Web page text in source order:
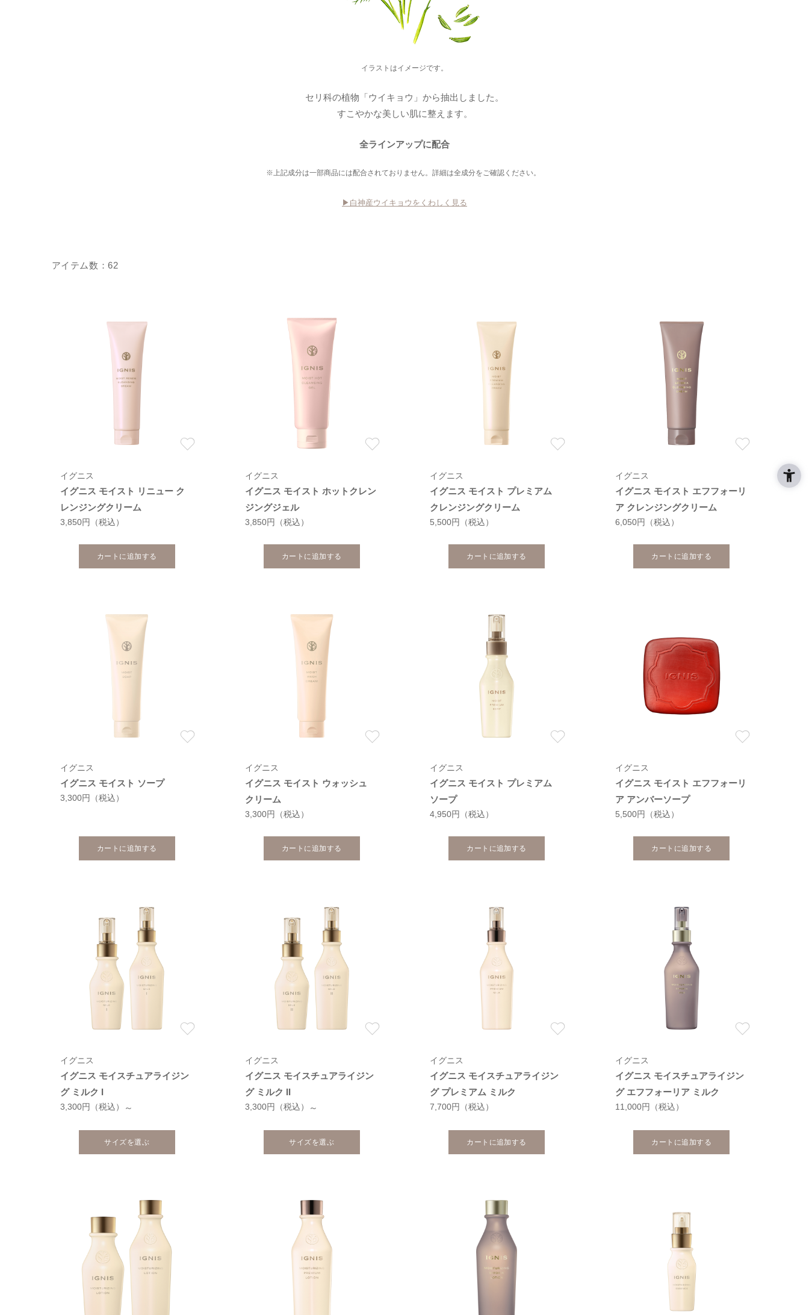
イラストはイメージです。
セリ科の植物「ウイキョウ」から抽出しました。
すこやかな美しい肌に整えます。
全ラインアップに配合
※上記成分は一部商品には配合されておりません。詳細は全成分をご確認ください。
▶︎白神産ウイキョウをくわしく見る
62
イグニス
イグニス モイスト リニュー ク
レンジングクリーム
3,850円 （税込）
カートに追加する
イグニス
イグニス モイスト ホットクレン
ジングジェル
3,850円 （税込）
カートに追加する
イグニス
イグニス モイスト プレミアム
クレンジングクリーム
5,500円 （税込）
カートに追加する
イグニス
イグニス モイスト エフフォーリ
ア クレンジングクリーム
6,050円 （税込）
カートに追加する
イグニス
イグニス モイスト ソープ
3,300円 （税込）
カートに追加する
イグニス
イグニス モイスト ウォッシュ
クリーム
3,300円 （税込）
カートに追加する
イグニス
イグニス モイスト プレミアム
ソープ
4,950円 （税込）
カートに追加する
イグニス
イグニス モイスト エフフォーリ
ア アンバーソープ
5,500円 （税込）
カートに追加する
イグニス
イグニス モイスチュアライジン
グ ミルク I
3,300円 （税込） ～
サイズを選ぶ
イグニス
イグニス モイスチュアライジン
グ ミルク II
3,300円 （税込） ～
サイズを選ぶ
イグニス
イグニス モイスチュアライジン
グ プレミアム ミルク
7,700円 （税込）
カートに追加する
イグニス
イグニス モイスチュアライジン
グ エフフォーリア ミルク
11,000円 （税込）
カートに追加する